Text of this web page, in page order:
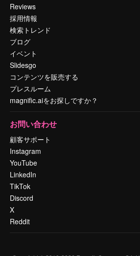
Reviews
採用情報
検索トレンド
ブログ
イベント
Slidesgo
コンテンツを販売する
プレスルーム
magnific.aiをお探しですか？
お問い合わせ
顧客サポート
Instagram
YouTube
LinkedIn
TikTok
Discord
X
Reddit